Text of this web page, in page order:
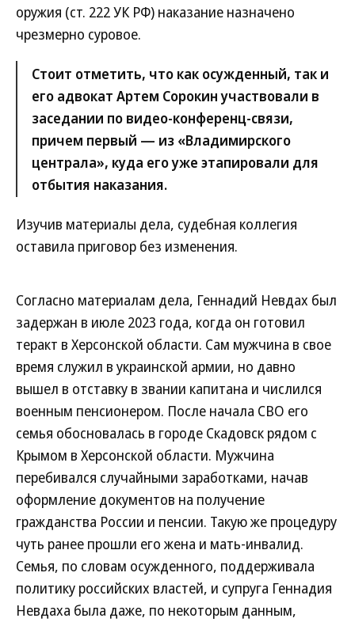
оружия (ст. 222 УК РФ) наказание назначено
чрезмерно суровое.
Стоит отметить, что как осужденный, так и
его адвокат Артем Сорокин участвовали в
заседании по видео-конференц-связи,
причем первый — из «Владимирского
централа», куда его уже этапировали для
отбытия наказания.
Изучив материалы дела, судебная коллегия
оставила приговор без изменения.
Согласно материалам дела, Геннадий Невдах был
задержан в июле 2023 года, когда он готовил
теракт в Херсонской области. Сам мужчина в свое
время служил в украинской армии, но давно
вышел в отставку в звании капитана и числился
военным пенсионером. После начала СВО его
семья обосновалась в городе Скадовск рядом с
Крымом в Херсонской области. Мужчина
перебивался случайными заработками, начав
оформление документов на получение
гражданства России и пенсии. Такую же процедуру
чуть ранее прошли его жена и мать-инвалид.
Семья, по словам осужденного, поддерживала
политику российских властей, и супруга Геннадия
Невдаха была даже, по некоторым данным,